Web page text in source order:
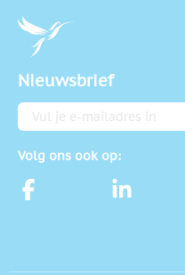
Nieuwsbrief
E-mailadres
Volg ons ook op: